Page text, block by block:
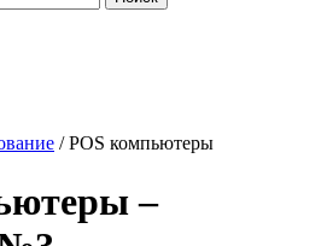
/POS компьютеры
–